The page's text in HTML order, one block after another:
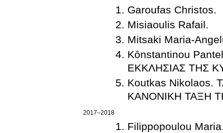
Garoufas Christos.
Misiaoulis Rafail.
Mitsaki Maria-
Kōnstantinou
ΕΚΚΛΗΣΙΑΣ ΤΗΣ
Koutkas
ΚΑΝΟΝΙΚΗ ΤΑΞΗ
2017–2018
Filippopoulou Maria.